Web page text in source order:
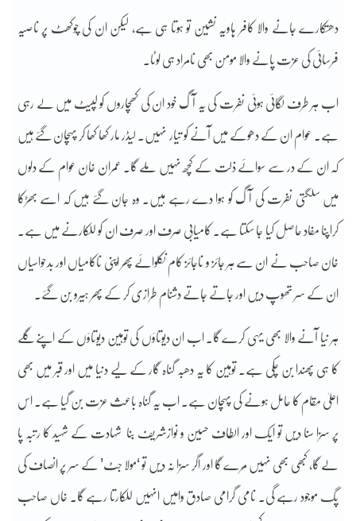
دھتکارے جانے والا کافر ہاویہ نشین تو ہوتا ہی ہے، لیکن ان کی چوکھٹ پر ناصیہ
فرسائی کی عزت پانے والا مومن بھی نامراد ہی لوٹا۔
اب ہر طرف لگائی ہوئی نفرت کی یہ آگ خود ان کی کھچاروں کو لپیٹ میں لے رہی
ہے۔ عوام ان کے دھوکے میں آنے کو تیار نہیں۔ لیڈر مار کھا کھا کر پہچان گئے ہیں
کہ ان کے در سے سوائے ذلت کے کچھ نہیں ملے گا۔ عمران خان عوام کے دلوں
میں سلگتی نفرت کی آگ کو ہوا دے رہے ہیں۔ وہ جان گئے ہیں کہ اسے بھڑکا
کراپنا مفاد حاصل کیا جا سکتا ہے۔ کامیابی صرف اور صرف ان کو للکارنے میں ہے۔
خان صاحب نے ان سے ہر جائز و ناجائز کام نکلوائے پھر اپنی ناکامیاں اور بدحواسیاں
ان کے سر تھوپ دیں اور جاتے جاتے دشنام طرازی کر کے پھر ہیرو بن گئے۔
ہر نیا آنے والا بھی یہی کرے گا۔ اب ان دیوتاؤں کی توہین دیوتاؤں کے اپنے گلے
کا ہی پھندا بن چکی ہے۔ توہین کا یہ دھبہ گناہ گار کے لیے دنیا میں اور قبر میں بھی
اعلیٰ مقام کا حامل ہونے کی پہچان ہے۔ اب یہ گناہ باعث عزت بن گیا ہے۔ اس
پر سزا سنا دیں تو ایک اور الطاف حسین و نوازشریف بِنا شہادت کے شہید کا رتبہ پا
لے گا، کبھی بھی نہیں مَرے گا اور اگر سزا نہ دیں تو ‘مولا جٹ’ کے سر پر انصاف کی
پگ موجود رہے گی۔ نامی گرامی صادق وامیں انہیں للکارتا رہے گا۔ خاں صاحب